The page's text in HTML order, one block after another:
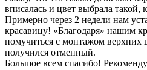
вписалась и цвет выбрала такой,
Примерно через 2 недели нам
красавицу! «Благодаря» нашим
помучиться с монтажом верхних
получился отменный.
Большое всем спасибо!